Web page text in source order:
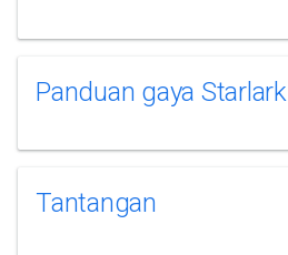
Panduan gaya Starlark
Tantangan